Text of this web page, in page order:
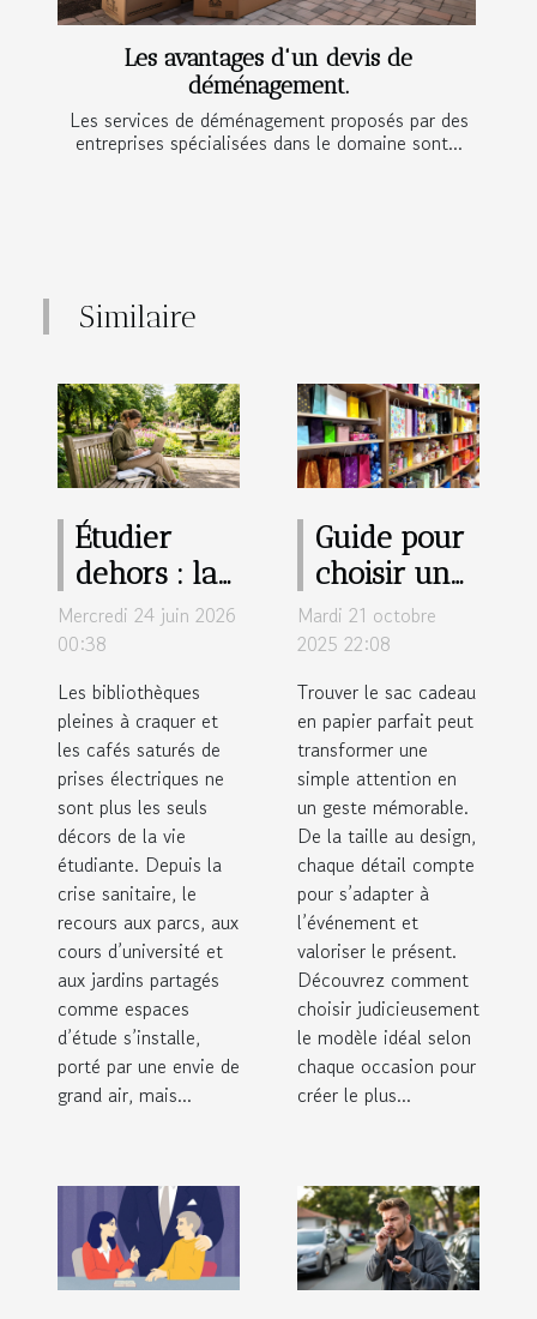
Les avantages d'un devis de
déménagement.
Les services de déménagement proposés par des
entreprises spécialisées dans le domaine sont...
Similaire
Étudier
dehors : la
nouvelle
tendance
qui booste
motivation
et créativité
Mercredi 24 juin 2026
00:38
Les bibliothèques
pleines à craquer et
les cafés saturés de
prises électriques ne
sont plus les seuls
décors de la vie
étudiante. Depuis la
crise sanitaire, le
recours aux parcs, aux
cours d’université et
aux jardins partagés
comme espaces
d’étude s’installe,
porté par une envie de
grand air, mais...
Guide pour
choisir un
sac cadeau
en papier
selon
l'occasion
Mardi 21 octobre
2025 22:08
Trouver le sac cadeau
en papier parfait peut
transformer une
simple attention en
un geste mémorable.
De la taille au design,
chaque détail compte
pour s’adapter à
l’événement et
valoriser le présent.
Découvrez comment
choisir judicieusement
le modèle idéal selon
chaque occasion pour
créer le plus...